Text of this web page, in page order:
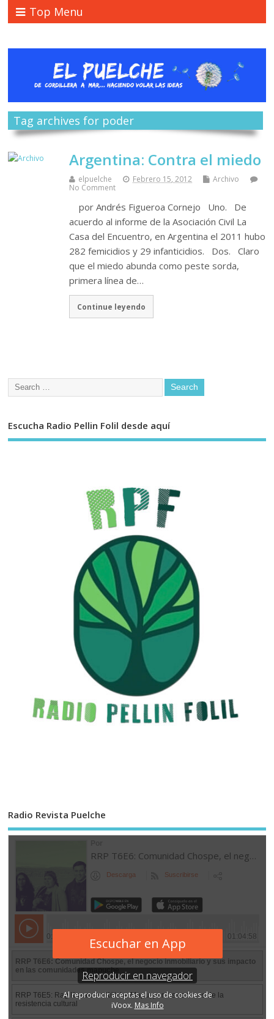
Top Menu
Tag archives for poder
Argentina: Contra el miedo
elpuelche Febrero 15, 2012
Archivo
No Comment
por Andrés Figueroa Cornejo Uno. De
acuerdo al informe de la Asociación Civil La
Casa del Encuentro, en Argentina el 2011 hubo
282 femicidios y 29 infanticidios. Dos. Claro
que el miedo abunda como peste sorda,
primera línea de…
Continue leyendo
Escucha Radio Pellin Folil desde aquí
Radio Revista Puelche